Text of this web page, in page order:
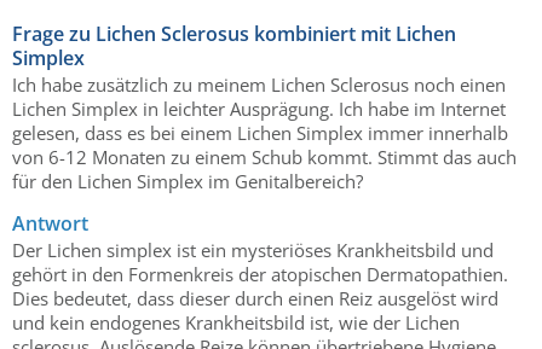
Frage zu Lichen Sclerosus kombiniert mit Lichen
Simplex
Ich habe zusätzlich zu meinem Lichen Sclerosus noch einen
Lichen Simplex in leichter Ausprägung. Ich habe im Internet
gelesen, dass es bei einem Lichen Simplex immer innerhalb
von 6-12 Monaten zu einem Schub kommt. Stimmt das auch
für den Lichen Simplex im Genitalbereich?
Antwort
Der Lichen simplex ist ein mysteriöses Krankheitsbild und
gehört in den Formenkreis der atopischen Dermatopathien.
Dies bedeutet, dass dieser durch einen Reiz ausgelöst wird
und kein endogenes Krankheitsbild ist, wie der Lichen